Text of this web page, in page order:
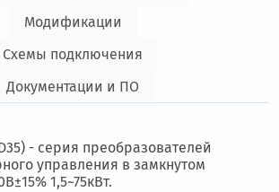
Модификации
Схемы подключения
Документации и ПО
- серия преобразователей
управления в замкнутом
1,5~75кВт.